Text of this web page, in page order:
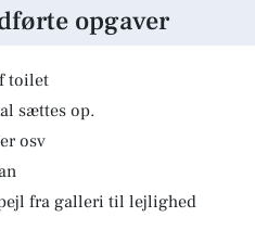
opgaver
toilet
sættes op.
osv
fra galleri til lejlighed